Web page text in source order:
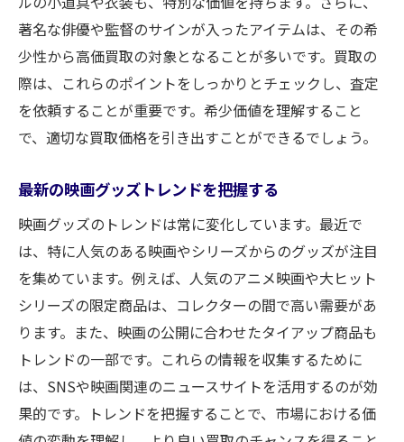
買取後のキャンセルは可能か
著名な俳優や監督のサインが入ったアイテムは、その希
少性から高価買取の対象となることが多いです。買取の
際は、これらのポイントをしっかりとチェックし、査定
を依頼することが重要です。希少価値を理解すること
で、適切な買取価格を引き出すことができるでしょう。
最新の映画グッズトレンドを把握する
映画グッズのトレンドは常に変化しています。最近で
は、特に人気のある映画やシリーズからのグッズが注目
を集めています。例えば、人気のアニメ映画や大ヒット
シリーズの限定商品は、コレクターの間で高い需要があ
ります。また、映画の公開に合わせたタイアップ商品も
トレンドの一部です。これらの情報を収集するために
は、SNSや映画関連のニュースサイトを活用するのが効
果的です。トレンドを把握することで、市場における価